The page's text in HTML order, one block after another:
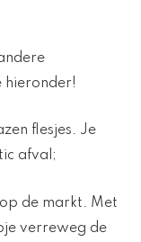
hieronder!
flesjes. Je
afval;
de markt. Met
verreweg de